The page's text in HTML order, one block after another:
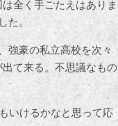
全く手ごたえはありま
た。
強豪の私立高校を次々
て来る。不思議なもの
いけるかなと思って応